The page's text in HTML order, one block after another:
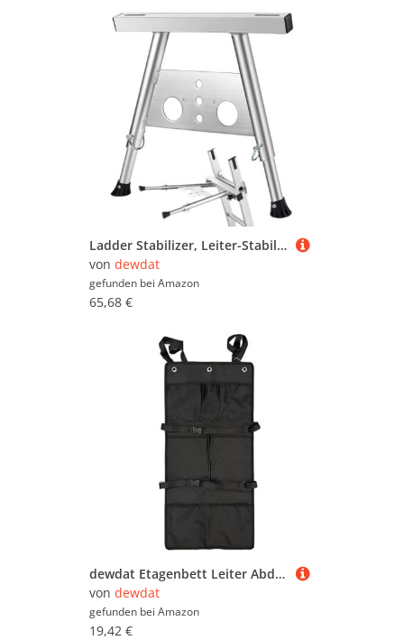
dann schauen Sie sich auch unsere anderen
Baumarktartikel von dewdat
an oder stöbern Sie
in dem gesamten Möbelsortiment sämtlicher
Leitern. Oder suchen Sie gezielt nach Möbeln von
dewdat? Dann besuchen Sie unsere Abteilung mit
Möbeln der Marke dewdat
der Filter oben auf der Seite können Sie auch
gezielt Leitern von anderen Marken ansehen und
in bestimmten Preiskategorien sowie nach
reduzierten Angeboten suchen. Lassen Sie sich
inspirieren - wir wünschen Ihnen viel Spaß dabei!
Ladder Stabilizer, Leiter-Stabilisator Für Dach, Universelles Leiter-Abstandshalter-Fallrohr-Leiter-Zubehör, Leiter Abstandshalter Wand, Leiter Dachhaken, Leiter-Zubehör Für Klappbare Und Gerade Leite
von dewdat
gefunden bei Amazon
65,68 €
dewdat Etagenbett Leiter Abdeckung - Sicherheitsabdeckung Verhindert Klettern | Verstellbarer Kletter- Und Sturzschutz Polster Für Innentreppen
von dewdat
gefunden bei Amazon
19,42 €